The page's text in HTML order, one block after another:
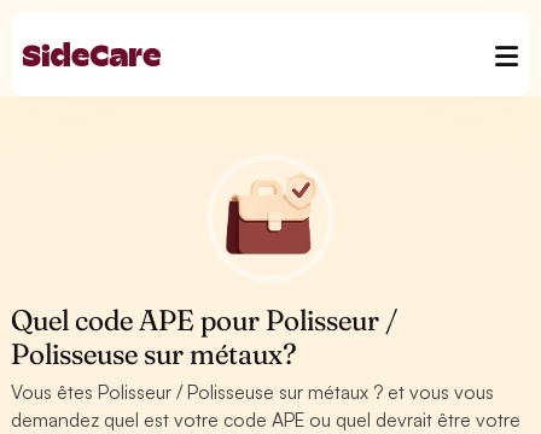
Quel code APE pour Polisseur /
Polisseuse sur métaux?
Vous êtes Polisseur / Polisseuse sur métaux ? et vous vous
demandez quel est votre code APE ou quel devrait être votre